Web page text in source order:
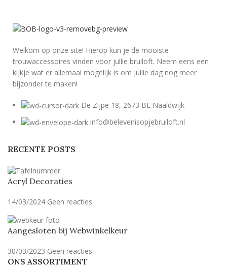
Welkom op onze site! Hierop kun je de mooiste
trouwaccessoires vinden voor jullie bruiloft. Neem eens een
kijkje wat er allemaal mogelijk is om jullie dag nog meer
bijzonder te maken!
De Zijpe 18, 2673 BE Naaldwijk
info@belevenisopjebruiloft.nl
RECENTE POSTS
Acryl Decoraties
14/03/2024 Geen reacties
Aangesloten bij Webwinkelkeur
30/03/2023 Geen reacties
ONS ASSORTIMENT